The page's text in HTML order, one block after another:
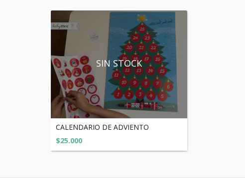
SIN STOCK
CALENDARIO DE ADVIENTO
$25.000